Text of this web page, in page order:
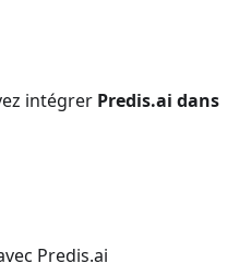
intégrer Predis.ai dans
Predis.ai